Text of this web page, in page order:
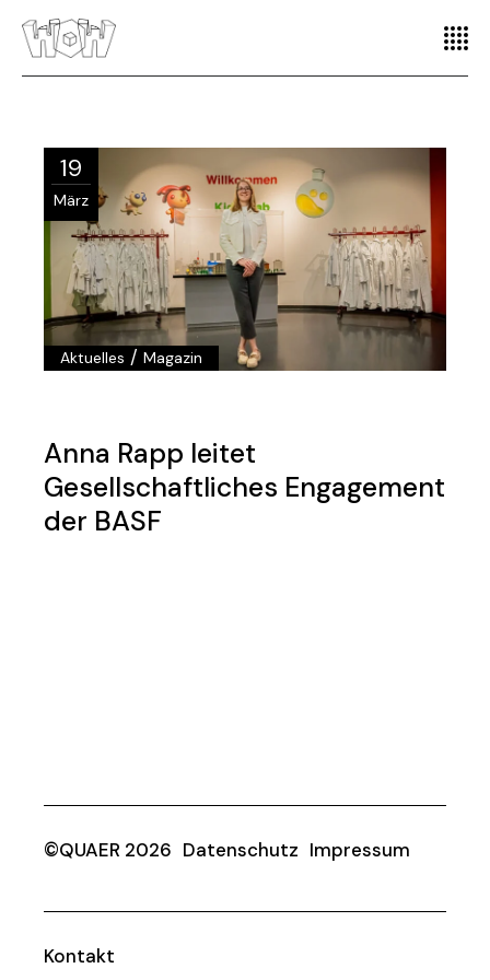
19
März
Aktuelles /Magazin
Anna Rapp leitet
Gesellschaftliches Engagement
der BASF
©QUAER 2026 Datenschutz Impressum
Kontakt